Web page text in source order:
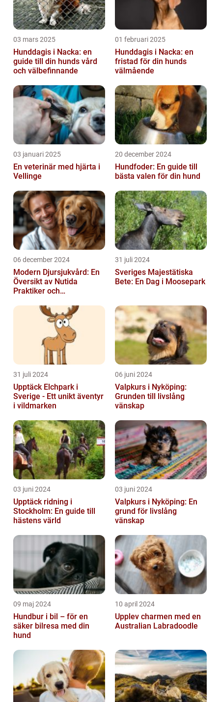
03 mars 2025
Hunddagis i Nacka: en
guide till din hunds vård
och välbefinnande
01 februari 2025
Hunddagis i Nacka: en
fristad för din hunds
välmående
03 januari 2025
En veterinär med hjärta i
Vellinge
20 december 2024
Hundfoder: En guide till
bästa valen för din hund
06 december 2024
Modern Djursjukvård: En
Översikt av Nutida
Praktiker och
31 juli 2024
Sveriges Majestätiska
Bete: En Dag i Moosepark
31 juli 2024
Upptäck Elchpark i
Sverige - Ett unikt äventyr
i vildmarken
06 juni 2024
Valpkurs i Nyköping:
Grunden till livslång
vänskap
03 juni 2024
Upptäck ridning i
Stockholm: En guide till
hästens värld
03 juni 2024
Valpkurs i Nyköping: En
grund för livslång
vänskap
09 maj 2024
Hundbur i bil – för en
säker bilresa med din
hund
10 april 2024
Upplev charmen med en
Australian Labradoodle